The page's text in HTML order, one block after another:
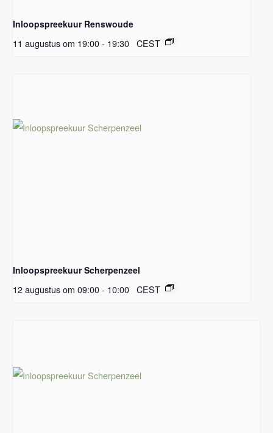
Inloopspreekuur Renswoude
11 augustus om 19:00- 19:30 CEST
Inloopspreekuur Scherpenzeel
12 augustus om 09:00- 10:00 CEST